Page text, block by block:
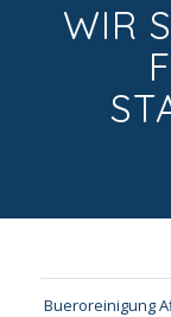
WIR
Bueroreinigung